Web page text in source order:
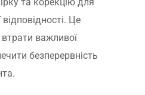
Це
важливої
безперервність